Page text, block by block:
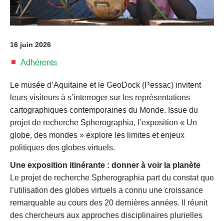
16 juin 2026
Adhérents
Le musée d’Aquitaine et le GeoDock (Pessac) invitent
leurs visiteurs à s’interroger sur les représentations
cartographiques contemporaines du Monde. Issue du
projet de recherche Spherographia, l’exposition « Un
globe, des mondes » explore les limites et enjeux
politiques des globes virtuels.
Une exposition itinérante : donner à voir la planète
Le projet de recherche Spherographia part du constat que
l’utilisation des globes virtuels a connu une croissance
remarquable au cours des 20 dernières années. Il réunit
des chercheurs aux approches disciplinaires plurielles